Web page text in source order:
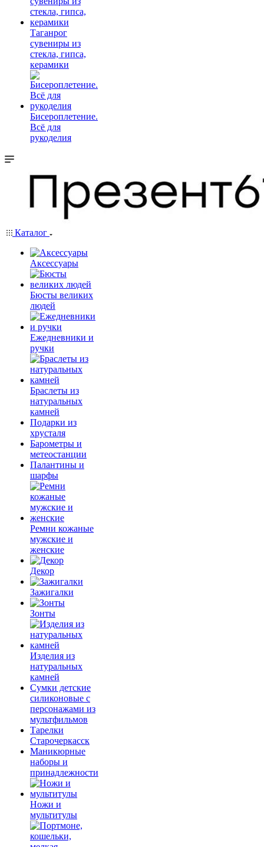
Таганрог
сувениры из
стекла, гипса,
керамики
Бисероплетение.
Всё для
рукоделия
Каталог
Аксессуары
Бюсты великих
людей
Ежедневники и
ручки
Браслеты из
натуральных
камней
Подарки из
хрусталя
Барометры и
метеостанции
Палантины и
шарфы
Ремни кожаные
мужские и
женские
Декор
Зажигалки
Зонты
Изделия из
натуральных
камней
Сумки детские
силиконовые с
персонажами из
мультфильмов
Тарелки
Старочеркасск
Маникюрные
наборы и
принадлежности
Ножи и
мультитулы